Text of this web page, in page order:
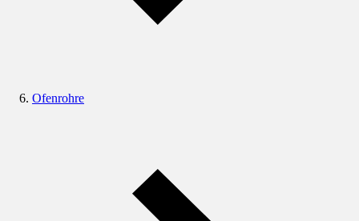
Ofenrohre